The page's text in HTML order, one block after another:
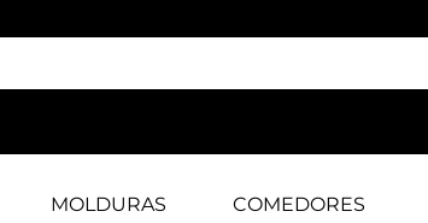
MOLDURAS COMEDORES